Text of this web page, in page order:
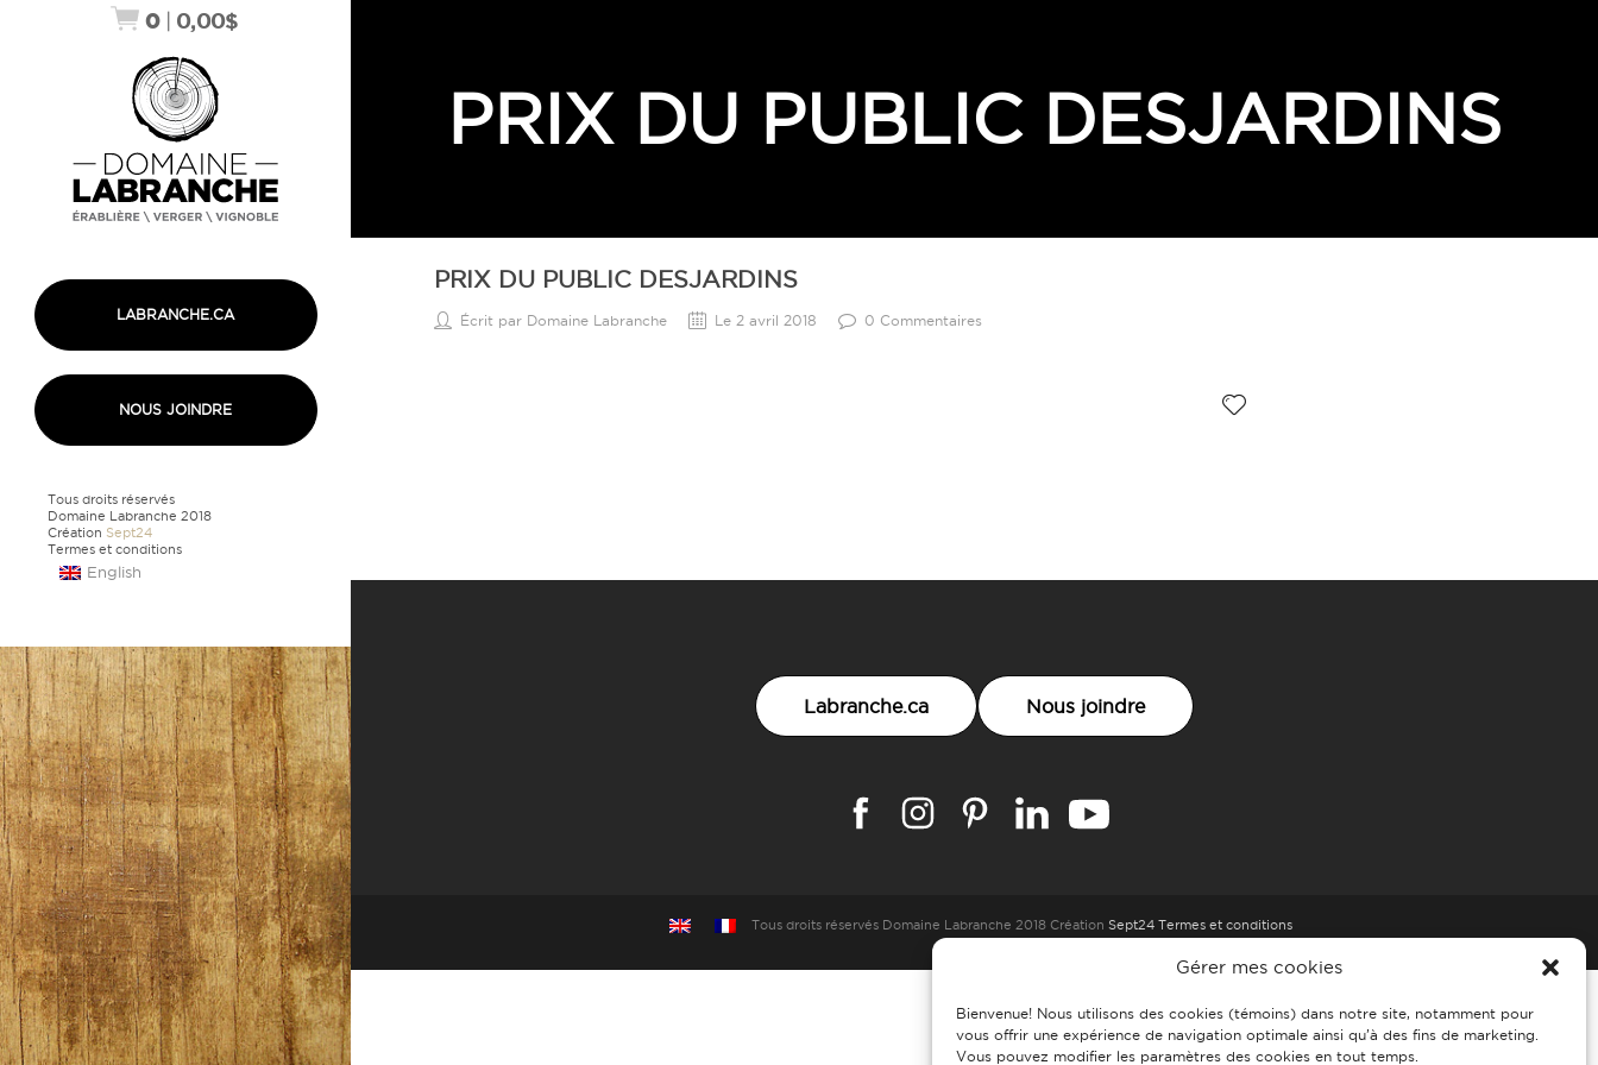
Gérer mes cookies
Bienvenue! Nous utilisons des cookies (témoins) dans notre site, notamment pour
vous offrir une expérience de navigation optimale ainsi qu’à des fins de marketing.
Vous pouvez modifier les paramètres des cookies en tout temps.
0 | 0,00$
LABRANCHE.CA
NOUS JOINDRE
Tous droits réservés
Domaine Labranche 2018
Création Sept24
Termes et conditions
English
PRIX DU PUBLIC DESJARDINS
PRIX DU PUBLIC DESJARDINS
Écrit par Domaine Labranche Le 2 avril 2018 0 Commentaires
Labranche.ca Nous joindre
Tous droits réservés Domaine Labranche 2018 Création Sept24 Termes et conditions